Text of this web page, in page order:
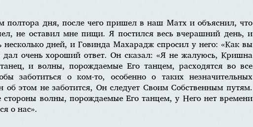
полтора дня, после чего пришел в наш Матх и объяснил, что
не оставил мне пищи. Я постился весь вчерашний день, и
несколько дней, и Говинда Махарадж спросил у него: «Как вы
дал очень хороший ответ. Он сказал: «Я не жалуюсь, Кришна
и волны, порождаемые Его танцем, расходятся во все
о ком-то, особенно о таких незначительных
этом не заботится, Он следует Своим Собственным путям.
волны, порождаемые Его танцем, у Него нет времени
о нас».